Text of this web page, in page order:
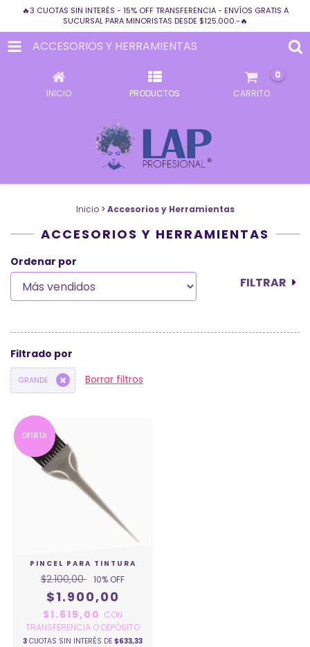
🔥3 CUOTAS SIN INTERÉS - 15% OFF TRANSFERENCIA - ENVÍOS GRATIS A
SUCURSAL PARA MINORISTAS DESDE $125.000.-🔥
ACCESORIOS Y HERRAMIENTAS
INICIO PRODUCTOS CARRITO
0
Inicio > Accesorios y Herramientas
ACCESORIOS Y HERRAMIENTAS
Ordenar por
FILTRAR
Filtrado por
GRANDE Borrar filtros
OFERTA
PINCEL PARA TINTURA
$2.100,00 10% OFF
$1.900,00
$1.615,00 CON
TRANSFERENCIA O DEPÓSITO
3 CUOTAS SIN INTERÉS DE $633,33